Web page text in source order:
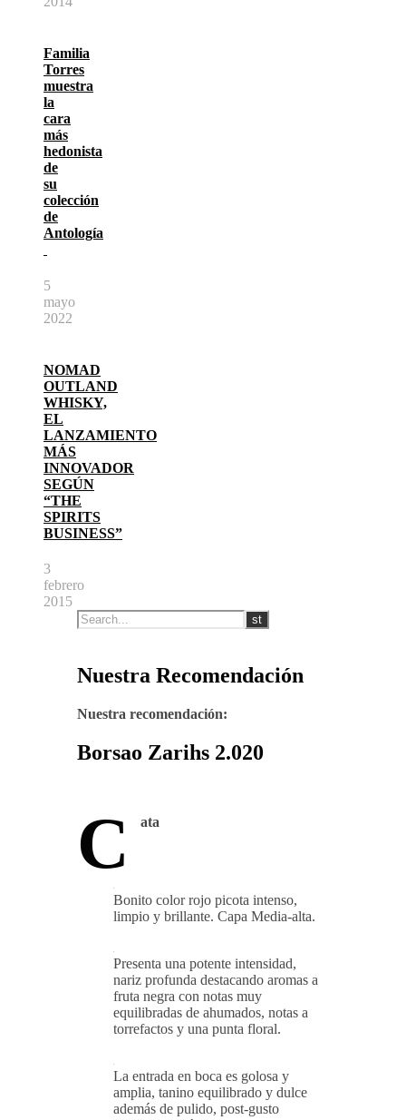
Familia
Torres
muestra
la
cara
más
hedonista
de
su
colección
de
Antología
5
mayo
2022
NOMAD
OUTLAND
WHISKY,
EL
LANZAMIENTO
MÁS
INNOVADOR
SEGÚN
“THE
SPIRITS
BUSINESS”
3
febrero
2015
Nuestra Recomendación
Nuestra recomendación:
Borsao Zarihs 2.020
C ata
Bonito color rojo picota intenso,
limpio y brillante. Capa Media-alta.
Presenta una potente intensidad,
nariz profunda destacando aromas a
fruta negra con notas muy
equilibradas de ahumados, notas a
torrefactos y una punta floral.
La entrada en boca es golosa y
amplia, tanino equilibrado y dulce
además de pulido, post-gusto